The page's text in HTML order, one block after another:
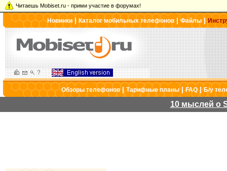
Читаешь Mobiset.ru - прими участие в форумах!
Новинки|Каталог мобильных телефонов |Файлы|
Обзоры телефонов|Тарифные планы|FAQ|Б/у
10 мыслей о